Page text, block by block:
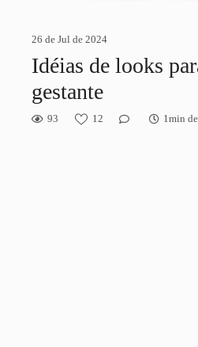
26 de Jul de 2024
Idéias de looks
gestante
93 12 1min